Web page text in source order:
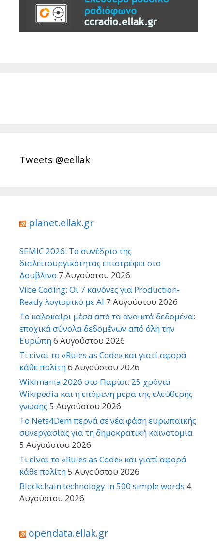
Tweets @eellak
planet.ellak.gr
SEMIC 2026: Το συνέδριο της
διαλειτουργικότητας επιστρέφει στο
Δουβλίνο 7 Αυγούστου 2026
Vibe Coding: Οι 7 κανόνες για Production-
Ready λογισμικό με AI 7 Αυγούστου 2026
Το καλοκαίρι μέσα από τα ανοικτά δεδομένα:
εποχικά σύνολα δεδομένων από όλη την
Ευρώπη6 Αυγούστου 2026
Τι είναι το «Rules as Code» και γιατί αφορά
κάθε πολίτη6 Αυγούστου 2026
Wikimania 2026 στο Παρίσι: 25 χρόνια
Wikipedia και η επόμενη μέρα της ελεύθερης
γνώσης 5 Αυγούστου 2026
Το Nets4Dem περνά σε νέα φάση ευρωπαϊκής
συνεργασίας για τη δημοκρατική καινοτομία
5 Αυγούστου 2026
Τι είναι το «Rules as Code» και γιατί αφορά
κάθε πολίτη5 Αυγούστου 2026
Blockchain technology in 500 simple words 4
Αυγούστου 2026
opendata.ellak.gr